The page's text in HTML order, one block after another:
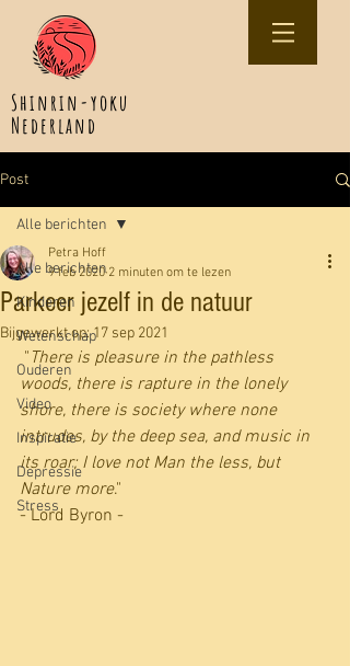
Shinrin-yoku
Nederland
Post
Alle berichten
Kinderen
Wetenschap
Ouderen
Video
Inspiratie
Depressie
Stress
Alle berichten
Parkeer jezelf in de natuur
Petra Hoff
9 feb 2020 2 minuten om te lezen
Bijgewerkt op:17 sep 2021
" There is pleasure in the pathless
woods, there is rapture in the lonely
shore, there is society where none
intrudes, by the deep sea, and music in
its roar; I love not Man the less, but
Nature more."
- Lord Byron -